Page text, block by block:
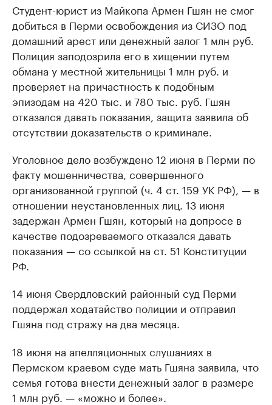
Студент-юрист из Майкопа Армен Гшян не смог
добиться в Перми освобождения из СИЗО под
домашний арест или денежный залог 1 млн руб.
Полиция заподозрила его в хищении путем
обмана у местной жительницы 1 млн руб. и
проверяет на причастность к подобным
эпизодам на 420 тыс. и 780 тыс. руб. Гшян
отказался давать показания, защита заявила об
отсутствии доказательств о криминале.
Уголовное дело возбуждено 12 июня в Перми по
факту мошенничества, совершенного
организованной группой (ч. 4 ст. 159 УК РФ), — в
отношении неустановленных лиц. 13 июня
задержан Армен Гшян, который на допросе в
качестве подозреваемого отказался давать
показания — со ссылкой на ст. 51 Конституции
РФ.
14 июня Свердловский районный суд Перми
поддержал ходатайство полиции и отправил
Гшяна под стражу на два месяца.
18 июня на апелляционных слушаниях в
Пермском краевом суде мать Гшяна заявила, что
семья готова внести денежный залог в размере
1 млн руб. — «можно и более».